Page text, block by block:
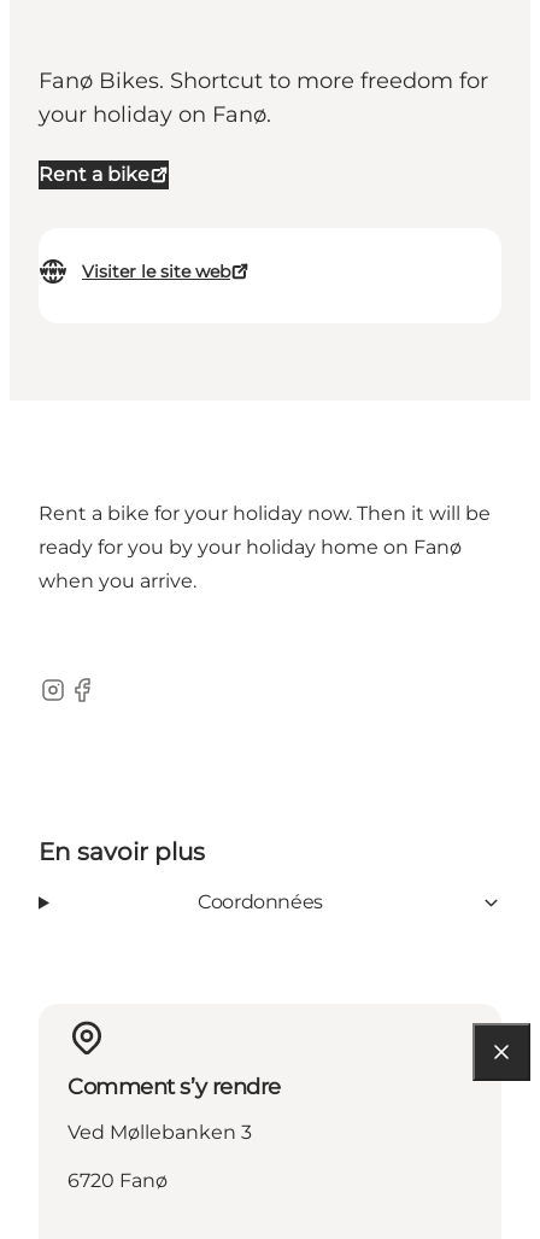
Fanø Bikes. Shortcut to more freedom for
your holiday on Fanø.
Rent a bike
Visiter le site web
Rent a bike for your holiday now. Then it will be
ready for you by your holiday home on Fanø
when you arrive.
Instagram
Facebook
En savoir plus
Coordonnées
Comment s’y rendre
Ved Møllebanken 3
6720 Fanø